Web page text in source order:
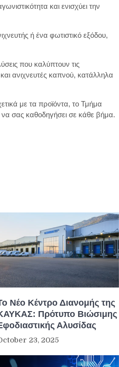
και ενισχύει την
ή ένα φωτιστικό εξόδου,
που καλύπτουν τις
ανιχνευτές καπνού, κατάλληλα
με τα προϊόντα, το Τμήμα
σας καθοδηγήσει σε κάθε βήμα.
Νέο Κέντρο Διανομής της
Πρότυπο Βιώσιμης
Αλυσίδας
23, 2025